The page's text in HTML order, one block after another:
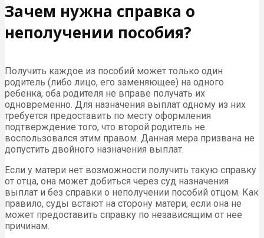
Зачем нужна справка о
неполучении пособия?
Получить каждое из пособий может только один
родитель (либо лицо, его заменяющее) на одного
ребенка, оба родителя не вправе получать их
одновременно. Для назначения выплат одному из них
требуется предоставить по месту оформления
подтверждение того, что второй родитель не
воспользовался этим правом. Данная мера призвана не
допустить двойного назначения выплат.
Если у матери нет возможности получить такую справку
от отца, она может добиться через суд назначения
выплат и без справки о неполучении пособий отцом. Как
правило, суды встают на сторону матери, если она не
может предоставить справку по независящим от нее
причинам.